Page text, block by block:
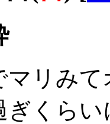
マリみ
ぎくら